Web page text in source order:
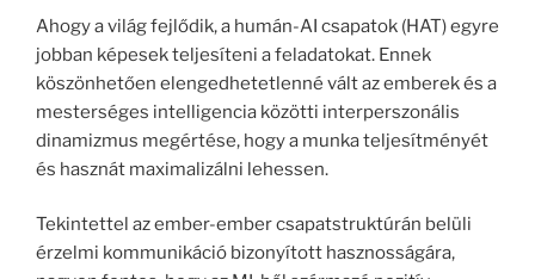
Ahogy a világ fejlődik, a humán-AI csapatok (HAT) egyre
jobban képesek teljesíteni a feladatokat. Ennek
köszönhetően elengedhetetlenné vált az emberek és a
mesterséges intelligencia közötti interperszonális
dinamizmus megértése, hogy a munka teljesítményét
és hasznát maximalizálni lehessen.
Tekintettel az ember-ember csapatstruktúrán belüli
érzelmi kommunikáció bizonyított hasznosságára,